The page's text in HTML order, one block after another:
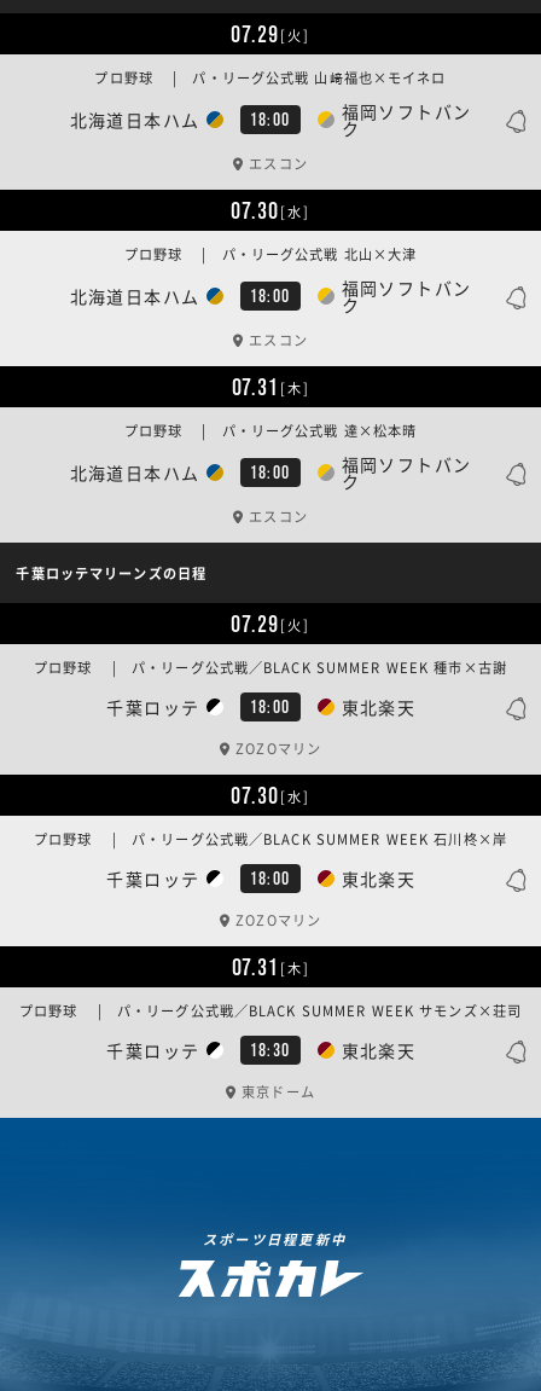
07.29[火]
北海道日本ハム 18:00 福岡ソフトバン
ク
プロ野球 | パ・リーグ公式戦 山﨑福也×モイネロ
エスコン
07.30[水]
北海道日本ハム 18:00 福岡ソフトバン
ク
プロ野球 | パ・リーグ公式戦 北山×大津
エスコン
07.31 [木]
北海道日本ハム 18:00 福岡ソフトバン
ク
プロ野球 | パ・リーグ公式戦 達×松本晴
エスコン
千葉ロッテマリーンズの日程
07.29[火]
千葉ロッテ 18:00 東北楽天
プロ野球 | パ・リーグ公式戦／BLACK SUMMER WEEK 種市×古謝
ZOZOマリン
07.30[水]
千葉ロッテ 18:00 東北楽天
プロ野球 | パ・リーグ公式戦／BLACK SUMMER WEEK 石川柊×岸
ZOZOマリン
07.31 [木]
千葉ロッテ 18:30 東北楽天
プロ野球 | パ・リーグ公式戦／BLACK SUMMER WEEK サモンズ×荘司
東京ドーム
スポーツ日程更新中